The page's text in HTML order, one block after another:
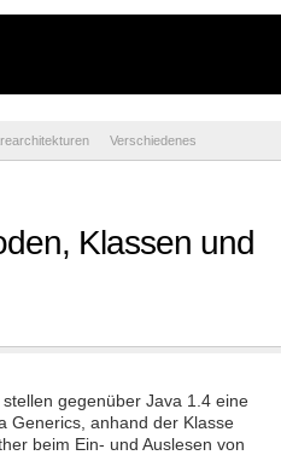
Verschiedenes
Klassen und
gegenüber Java 1.4 eine
Generics, anhand der Klasse
beim Ein- und Auslesen von